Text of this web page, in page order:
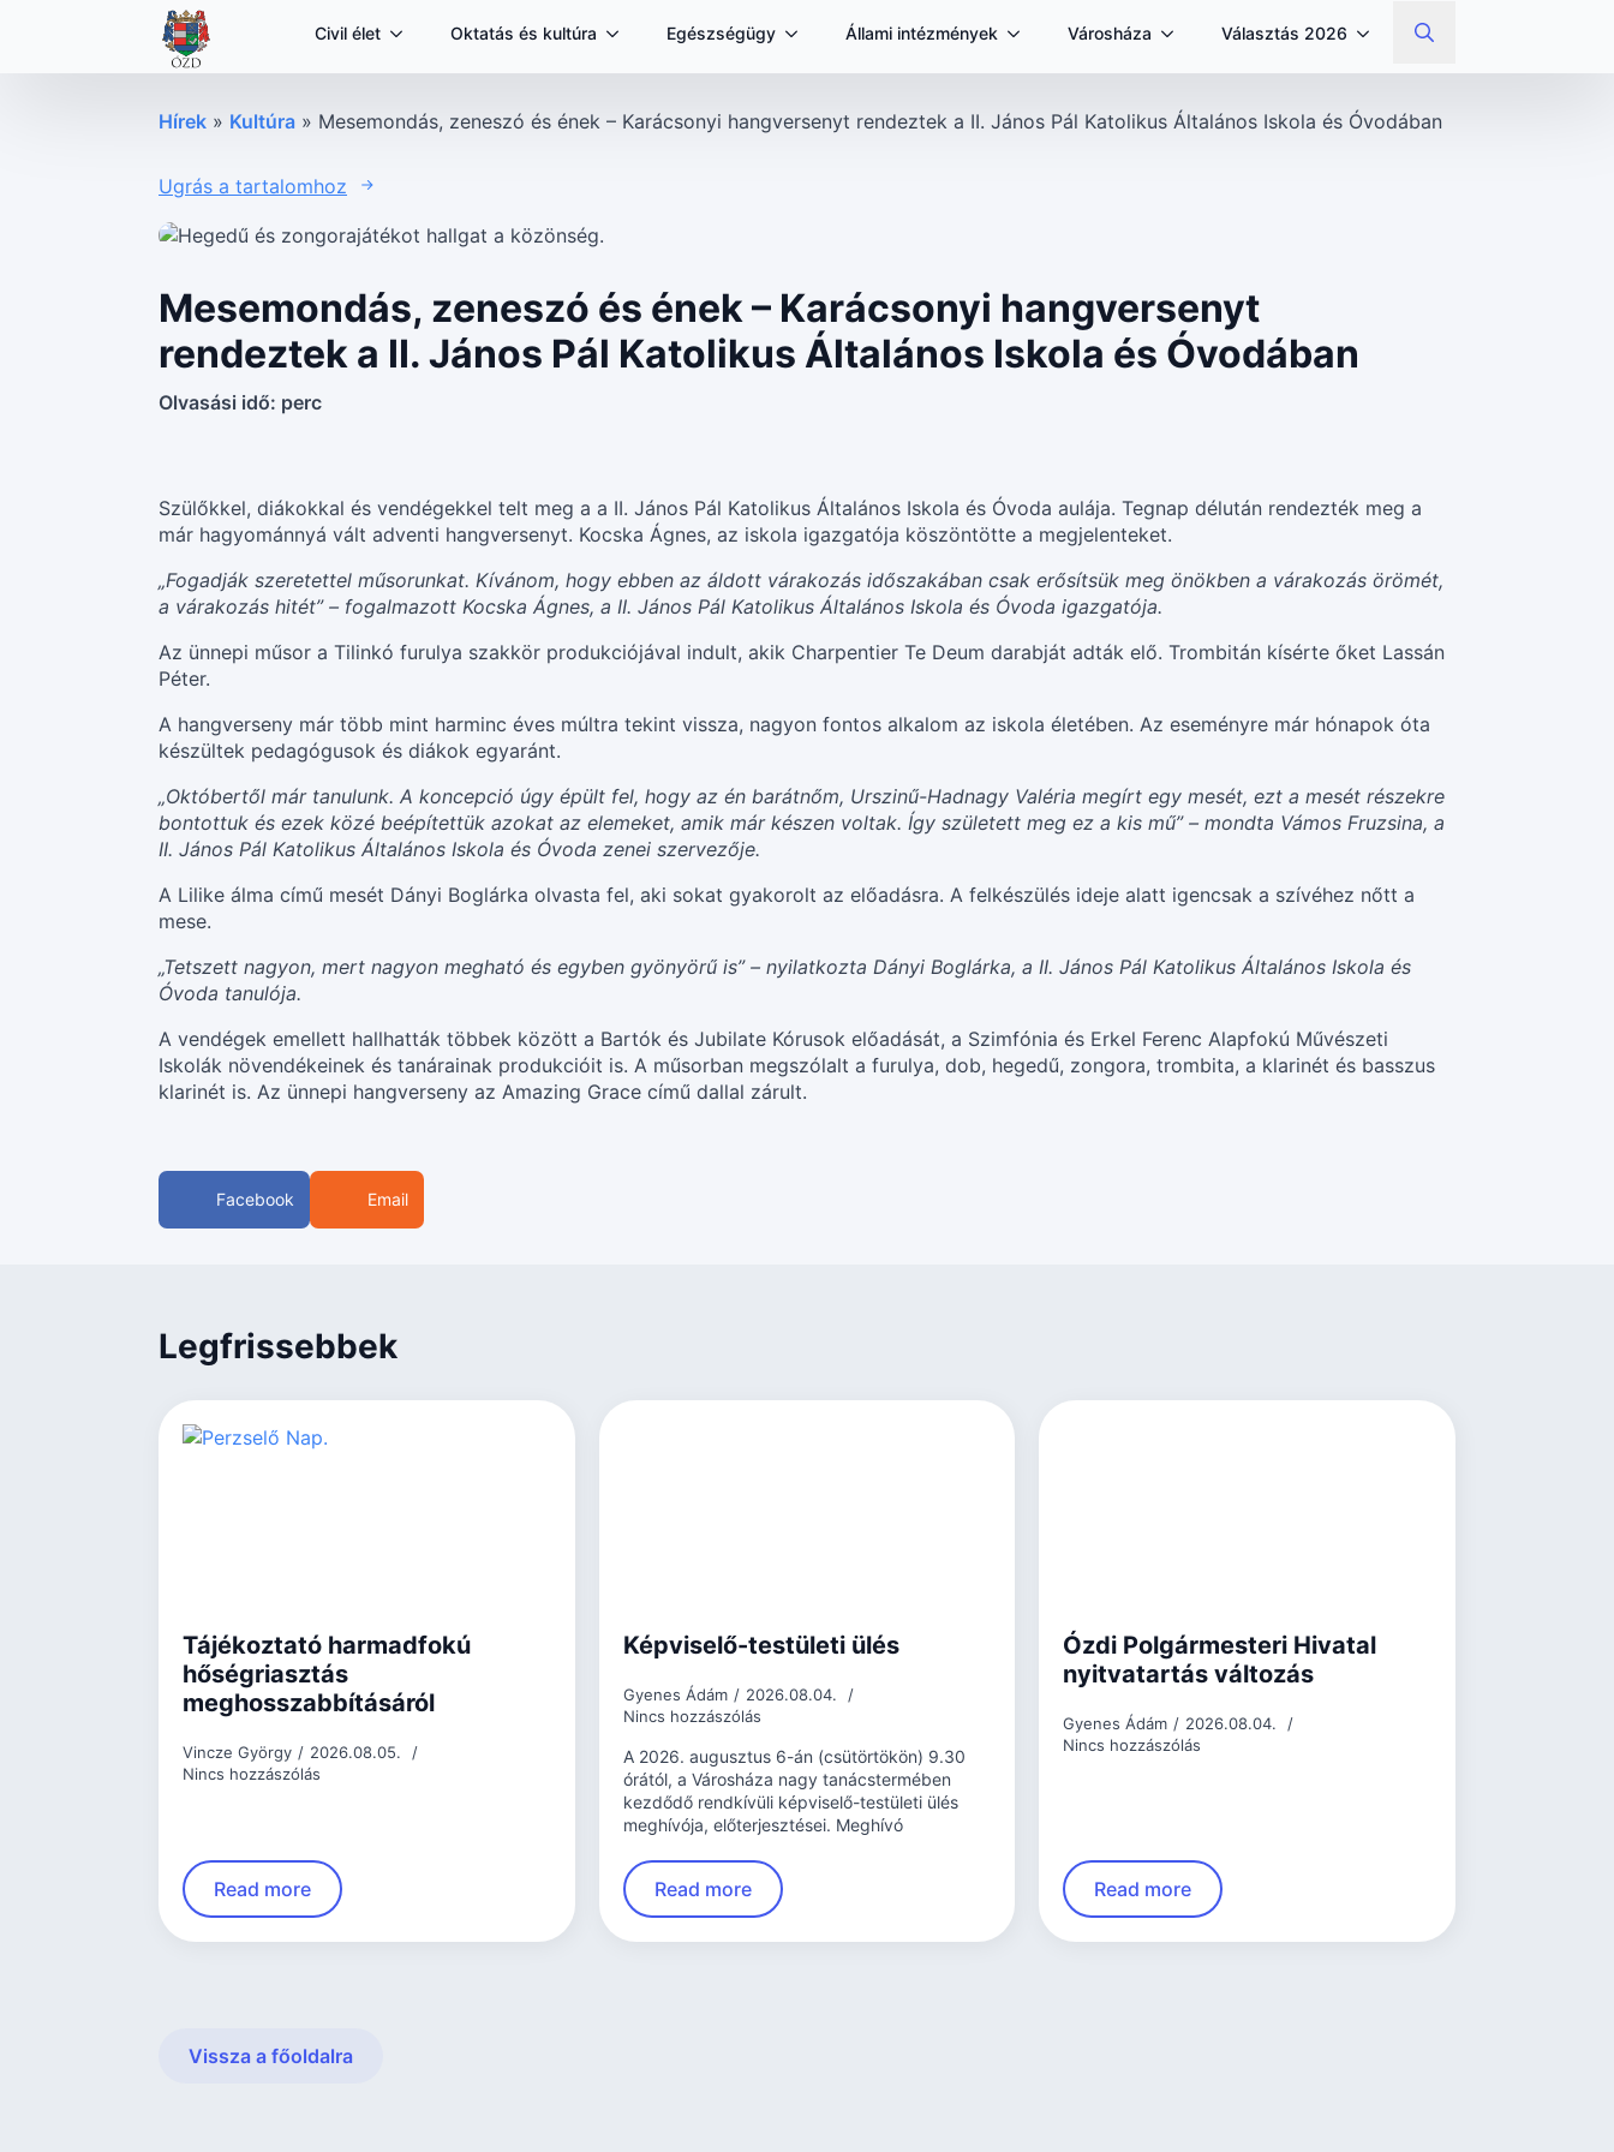
Civil élet Oktatás és kultúra Egészségügy Állami intézmények Városháza Választás 2026
Search
Hírek » Kultúra » Mesemondás, zeneszó és ének – Karácsonyi hangversenyt rendeztek a II. János Pál Katolikus Általános Iskola és Óvodában
Ugrás a tartalomhoz
Mesemondás, zeneszó és ének – Karácsonyi hangversenyt
rendeztek a II. János Pál Katolikus Általános Iskola és Óvodában
Olvasási idő: perc
Szülőkkel, diákokkal és vendégekkel telt meg a a II. János Pál Katolikus Általános Iskola és Óvoda aulája. Tegnap délután rendezték meg a
már hagyománnyá vált adventi hangversenyt. Kocska Ágnes, az iskola igazgatója köszöntötte a megjelenteket.
„Fogadják szeretettel műsorunkat. Kívánom, hogy ebben az áldott várakozás időszakában csak erősítsük meg önökben a várakozás örömét,
a várakozás hitét” – fogalmazott Kocska Ágnes, a II. János Pál Katolikus Általános Iskola és Óvoda igazgatója.
Az ünnepi műsor a Tilinkó furulya szakkör produkciójával indult, akik Charpentier Te Deum darabját adták elő. Trombitán kísérte őket Lassán
Péter.
A hangverseny már több mint harminc éves múltra tekint vissza, nagyon fontos alkalom az iskola életében. Az eseményre már hónapok óta
készültek pedagógusok és diákok egyaránt.
„Októbertől már tanulunk. A koncepció úgy épült fel, hogy az én barátnőm, Urszinű-Hadnagy Valéria megírt egy mesét, ezt a mesét részekre
bontottuk és ezek közé beépítettük azokat az elemeket, amik már készen voltak. Így született meg ez a kis mű” – mondta Vámos Fruzsina, a
II. János Pál Katolikus Általános Iskola és Óvoda zenei szervezője.
A Lilike álma című mesét Dányi Boglárka olvasta fel, aki sokat gyakorolt az előadásra. A felkészülés ideje alatt igencsak a szívéhez nőtt a
mese.
„Tetszett nagyon, mert nagyon megható és egyben gyönyörű is” – nyilatkozta Dányi Boglárka, a II. János Pál Katolikus Általános Iskola és
Óvoda tanulója.
A vendégek emellett hallhatták többek között a Bartók és Jubilate Kórusok előadását, a Szimfónia és Erkel Ferenc Alapfokú Művészeti
Iskolák növendékeinek és tanárainak produkcióit is. A műsorban megszólalt a furulya, dob, hegedű, zongora, trombita, a klarinét és basszus
klarinét is. Az ünnepi hangverseny az Amazing Grace című dallal zárult.
Facebook Email
Legfrissebbek
Tájékoztató harmadfokú
hőségriasztás
meghosszabbításáról
Vincze György
2026.08.05.
Nincs hozzászólás
Read more
Képviselő-testületi ülés
Gyenes Ádám
2026.08.04.
Nincs hozzászólás
A 2026. augusztus 6-án (csütörtökön) 9.30
órától, a Városháza nagy tanácstermében
kezdődő rendkívüli képviselő-testületi ülés
meghívója, előterjesztései. Meghívó
Read more
Ózdi Polgármesteri Hivatal
nyitvatartás változás
Gyenes Ádám
2026.08.04.
Nincs hozzászólás
Read more
Vissza a főoldalra